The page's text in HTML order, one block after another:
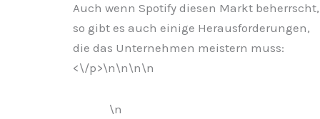
Auch wenn Spotify diesen Markt beherrscht,
so gibt es auch einige Herausforderungen,
die das Unternehmen meistern muss:
<\/p>\n\n\n\n
\n